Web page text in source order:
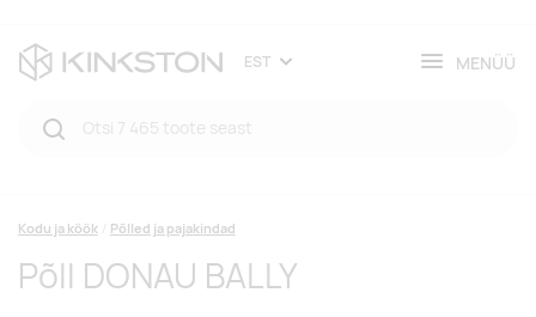
EST MENÜÜ
Kodu ja köök Põlled ja pajakindad
Põll DONAU BALLY